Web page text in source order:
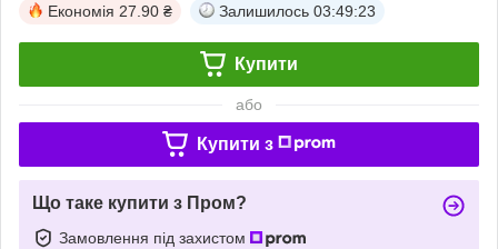
Економія 27.90 ₴ Залишилось 03:49:23
Купити
або
Купити з
Що таке купити з Пром?
Замовлення під захистом